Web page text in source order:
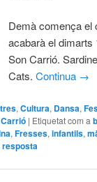
Demà comença el
acabarà el dimarts
Son Carrió.
Cats.Continua →
,Cultura, Dansa,
| Etiquetat com a
,Fresses,infantils,
resposta